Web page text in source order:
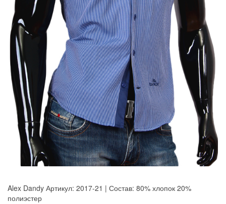
Alex Dandy Артикул: 2017-21 | Состав: 80% хлопок 20%
полиэстер